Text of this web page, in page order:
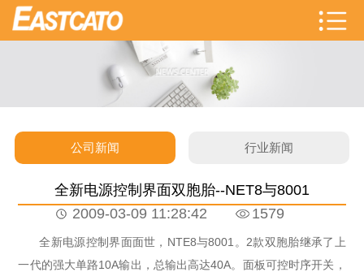
公司新闻 行业新闻
全新电源控制界面双胞胎--NET8与8001
2009-03-09 11:28:42
1579
全新电源控制界面面世，NTE8与8001。2款双胞胎继承了上
一代的强大单路10A输出，总输出高达40A。面板可控时序开关，